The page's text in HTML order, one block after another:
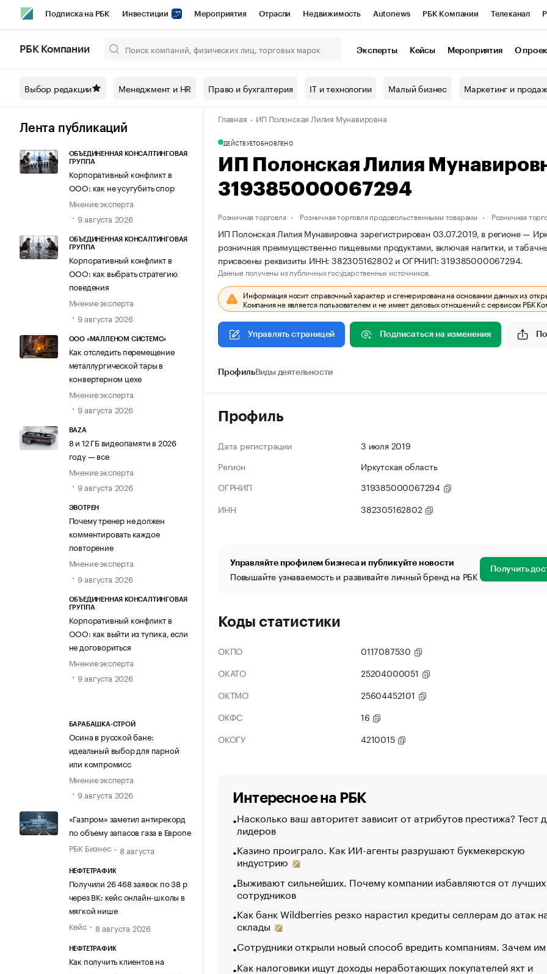
Подписка на РБК Инвестиции Мероприятия Отрасли Недвижимость Autonews РБК Компании Телеканал
Спецпроекты СПб Конференции СПб Спецпроекты Проверка контрагентов
Технологии и медиа Рынок наличной валюты
РБК Компании Эксперты Кейсы Мероприятия О
Выбор редакции Менеджмент и HR Право и бухгалтерия IT и технологии Малый бизнес Маркетинг и
Лента публикаций
ОБЪЕДИНЕННАЯ КОНСАЛТИНГОВАЯ
ГРУППА
Корпоративный конфликт в
ООО: как не усугубить спор
Мнение эксперта
9 августа 2026
ОБЪЕДИНЕННАЯ КОНСАЛТИНГОВАЯ
ГРУППА
Корпоративный конфликт в
ООО: как выбрать стратегию
поведения
Мнение эксперта
9 августа 2026
ООО «МАЛЛЕНОМ СИСТЕМС»
Как отследить перемещение
металлургической тары в
конвертерном цехе
Мнение эксперта
9 августа 2026
BAZA
8 и 12 ГБ видеопамяти в 2026
году — все
Мнение эксперта
9 августа 2026
ЭВОТРЕН
Почему тренер не должен
комментировать каждое
повторение
Мнение эксперта
9 августа 2026
ОБЪЕДИНЕННАЯ КОНСАЛТИНГОВАЯ
ГРУППА
Корпоративный конфликт в
ООО: как выйти из тупика, если
не договориться
Мнение эксперта
9 августа 2026
БАРАБАШКА-СТРОЙ
Осина в русской бане:
идеальный выбор для парной
или компромисс
Мнение эксперта
9 августа 2026
«Газпром» заметил антирекорд
по объему запасов газа в Европе
РБК Бизнес
8 августа
НЕФТЕТРАФИК
Получили 26 468 заявок по 38 р
через ВК: кейс онлайн-школы в
мягкой нише
Кейс
8 августа 2026
НЕФТЕТРАФИК
Как получить клиентов на
Главная ИП Полонская Лилия Мунавировна
ДЕЙСТВУЕТОБНОВЛЕНО
ИП Полонская Лилия
319385000067294
Розничная торговля Розничная торговля продовольственными товарами Розничная
ИП Полонская Лилия Мунавировна зарегистрирован 03.07.2019, в регионе —
розничная преимущественно пищевыми продуктами, включая напитки, и
присвоены реквизиты ИНН: 382305162802 и ОГРНИП: 319385000067294.
Данные получены из публичных государственных источников.
Информация носит справочный характер и сгенерирована на основании данных из
Компания не является пользователем и не имеет деловых отношений с сервисом РБК
Управлять страницей Подписаться на изменения
ПрофильВиды деятельности
Профиль
Дата регистрации
3 июля 2019
Регион
Иркутская область
ОГРНИП
319385000067294
ИНН
382305162802
Управляйте профилем бизнеса и публикуйте новости
Повышайте узнаваемость и развивайте личный бренд на РБК Получить
Коды статистики
ОКПО
0117087530
ОКАТО
25204000051
ОКТМО
25604452101
ОКФС
16
ОКОГУ
4210015
Интересное на РБК
Насколько ваш авторитет зависит от атрибутов престижа? Тест
лидеров
Казино проиграло. Как ИИ-агенты разрушают букмекерскую
индустрию
Выживают сильнейших. Почему компании избавляются от лучших
сотрудников
Как банк Wildberries резко нарастил кредиты селлерам до атак
склады
Сотрудники открыли новый способ вредить компаниям. Зачем
Как налоговики ищут доходы неработающих покупателей яхт и